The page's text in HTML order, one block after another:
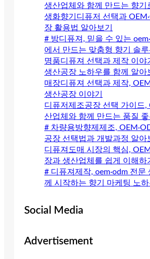
생산업체와 함께 만드는 향기
생화향기디퓨저 선택과
장 활용법 알아보기
# 방디퓨져, 믿을 수 있는
에서 만드는 맞춤형 향기 솔
명품디퓨져 선택과 제작 이야
생산공장 노하우를 함께 알아
매장디퓨져 선택과 제작,
생산공장 이야기
디퓨저제조공장 선택 가이드,
산업체와 함께 만드는 품질 좋
# 차량용방향제제조,
공장 선택법과 개발과정 알아
디퓨져도매 시장의 핵심,
장과 생산업체를 쉽게 이해하
# 디퓨져제작, oem·odm 전문
께 시작하는 향기 마케팅 노하
Social Media
Advertisement